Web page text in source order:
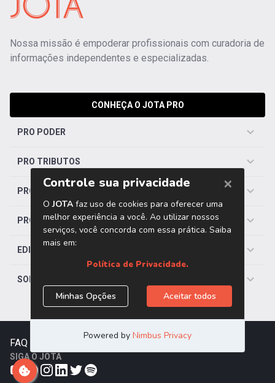
Nossa missão é empoderar profissionais com curadoria de
informações independentes e especializadas.
CONHEÇA O JOTA PRO
PRO PODER
PRO TRIBUTOS
PRO TRABALHISTA
PRO SAÚDE
EDITORIAS
SOBRE O JOTA
FAQ Trabalhe Conosco
SIGA O JOTA